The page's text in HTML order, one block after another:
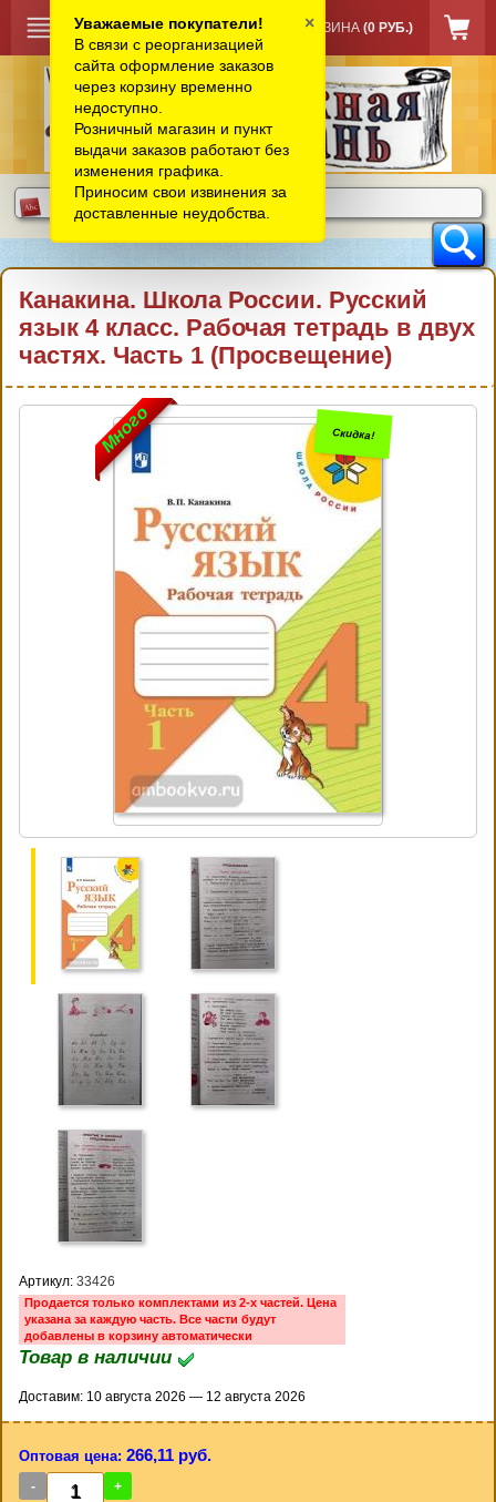
КОРЗИНА (0 РУБ.)
Канакина. Школа России. Русский
язык 4 класс. Рабочая тетрадь в двух
частях. Часть 1 (Просвещение)
Много Скидка!
Артикул: 33426
Продается только комплектами из 2-х частей. Цена
указана за каждую часть. Все части будут
добавлены в корзину автоматически
Товар в наличии
Доставим: 10 августа 2026 — 12 августа 2026
Оптовая цена: 266,11 руб.
- +
Уважаемые покупатели!
В связи с реорганизацией
сайта оформление заказов
через корзину временно
недоступно.
Розничный магазин и пункт
выдачи заказов работают без
изменения графика.
Приносим свои извинения за
доставленные неудобства.
×